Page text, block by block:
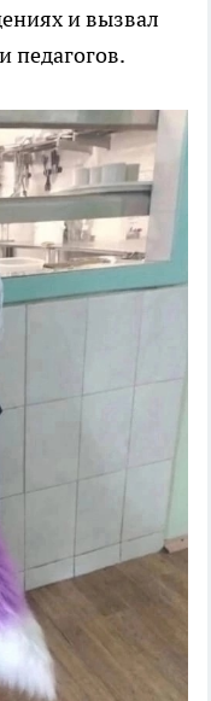
и вызвал
педагогов.